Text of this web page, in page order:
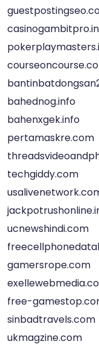
bahednog.info
bahenxgek.info
pertamaskre.com
techgiddy.com
ucnewshindi.com
gamersrope.com
free-
sinbadtravels.com
ukmagzine.com